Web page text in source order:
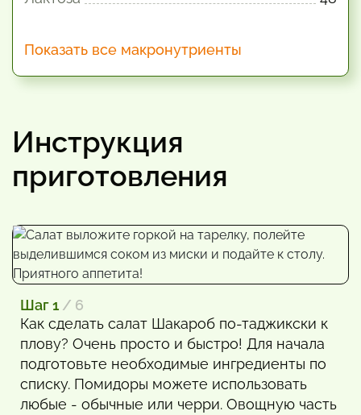
Показать все макронутриенты
Инструкция
приготовления
Шаг 1 / 6
Как сделать салат Шакароб по-таджикски к
плову? Очень просто и быстро! Для начала
подготовьте необходимые ингредиенты по
списку. Помидоры можете использовать
любые - обычные или черри. Овощную часть